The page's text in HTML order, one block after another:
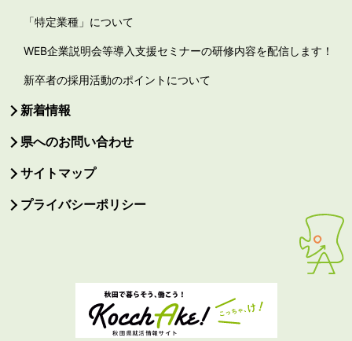
「特定業種」について
WEB企業説明会等導入支援セミナーの研修内容を配信します！
新卒者の採用活動のポイントについて
新着情報
県へのお問い合わせ
サイトマップ
プライバシーポリシー